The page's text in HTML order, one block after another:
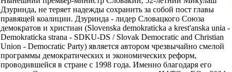
Дзуринда, не теряет надежды сохранить за собой пост главы
правящей коалиции. Дзуринда - лидер Словацкого Союза
демократов и христиан (Slovenska demokraticka a krest'anska unia -
Demokraticka strana - SDKU-DS / Slovak Democratic and Christian
Union - Democratic Party) является автором чрезвычайно смелой
программы демократических и экономических реформ,
проводившейся в стране с 1998 года. Именно благодаря его